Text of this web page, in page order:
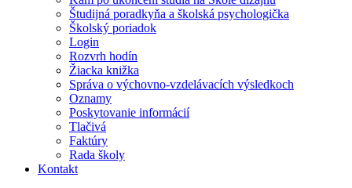
Študijná poradkyňa a školská psychologička
Školský poriadok
Login
Rozvrh hodín
Žiacka knižka
Správa o výchovno-vzdelávacích výsledkoch
Oznamy
Poskytovanie informácií
Tlačivá
Faktúry
Rada školy
Kontakt